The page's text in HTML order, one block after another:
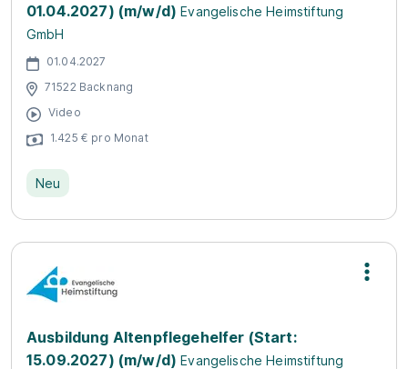
01.04.2027) (m/w/d) Evangelische Heimstiftung
GmbH
01.04.2027
71522 Backnang
Video
1.425 € pro Monat
Neu
Ausbildung Altenpflegehelfer (Start:
15.09.2027) (m/w/d) Evangelische Heimstiftung